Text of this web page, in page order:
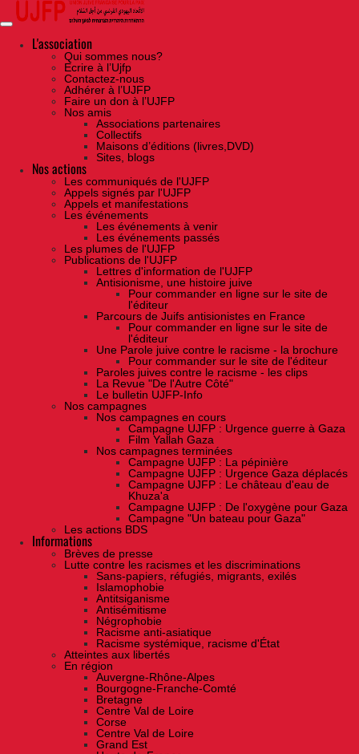
Skip
the
contentL'association
Qui sommes nous?
Ecrire à l’Ujfp
Contactez-nous
Adhérer à l’UJFP
Faire un don à l’UJFP
Nos amis
Associations partenaires
Collectifs
Maisons d’éditions (livres,DVD)
Sites, blogs
Nos actions
Les communiqués de l'UJFP
Appels signés par l'UJFP
Appels et manifestations
Les événements
Les événements à venir
Les événements passés
Les plumes de l'UJFP
Publications de l'UJFP
Lettres d'information de l'UJFP
Antisionisme, une histoire juive
Pour commander en ligne sur le site de
l'éditeur
Parcours de Juifs antisionistes en France
Pour commander en ligne sur le site de
l'éditeur
Une Parole juive contre le racisme - la brochure
Pour commander sur le site de l'éditeur
Paroles juives contre le racisme - les clips
La Revue "De l'Autre Côté"
Le bulletin UJFP-Info
Nos campagnes
Nos campagnes en cours
Campagne UJFP : Urgence guerre à Gaza
Film Yallah Gaza
Nos campagnes terminées
Campagne UJFP : La pépinière
Campagne UJFP : Urgence Gaza déplacés
Campagne UJFP : Le château d'eau de
Khuza'a
Campagne UJFP : De l'oxygène pour Gaza
Campagne "Un bateau pour Gaza"
Les actions BDS
Informations
Brèves de presse
Lutte contre les racismes et les discriminations
Sans-papiers, réfugiés, migrants, exilés
Islamophobie
Antitsiganisme
Antisémitisme
Négrophobie
Racisme anti-asiatique
Racisme systémique, racisme d'État
Atteintes aux libertés
En région
Auvergne-Rhône-Alpes
Bourgogne-Franche-Comté
Bretagne
Centre Val de Loire
Corse
Centre Val de Loire
Grand Est